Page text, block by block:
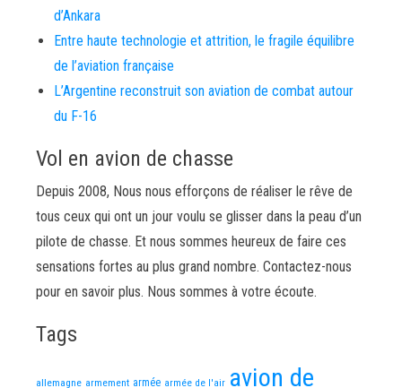
d’Ankara
Entre haute technologie et attrition, le fragile équilibre
de l’aviation française
L’Argentine reconstruit son aviation de combat autour
du F-16
Vol en avion de chasse
Depuis 2008, Nous nous efforçons de réaliser le rêve de
tous ceux qui ont un jour voulu se glisser dans la peau d’un
pilote de chasse. Et nous sommes heureux de faire ces
sensations fortes au plus grand nombre. Contactez-nous
pour en savoir plus. Nous sommes à votre écoute.
Tags
allemagne armement armée armée de l'air avion de